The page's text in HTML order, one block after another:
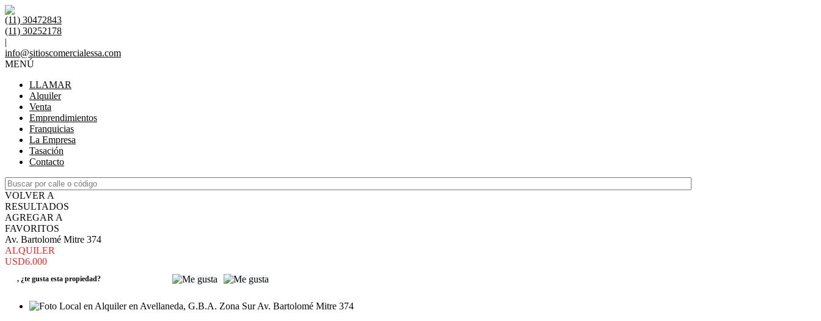
(11) 30472843
(11) 30252178
|
info@sitioscomercialessa.com
MENÚ
LLAMAR
Alquiler
Venta
Emprendimientos
Franquicias
La Empresa
Tasación
Contacto
VOLVER A
RESULTADOS
AGREGAR A
FAVORITOS
Av. Bartolomé Mitre 374
ALQUILER
USD6.000
, ¿te gusta esta propiedad?